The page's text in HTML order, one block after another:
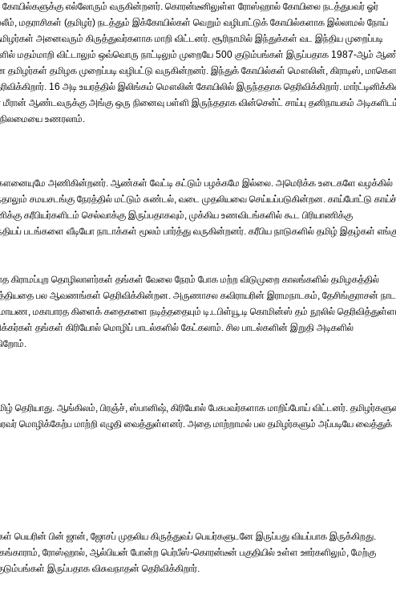
கோயில்களுக்கு எல்லோரும் வருகின்றனர். கொரன்டீனிலுள்ள ரோஸ்ஹால் கோயிலை நடத்துபவர் ஓர்
மதராசிகள் (தமிழர்) நடத்தும் இக்கோயில்கள் வெறும் வழிபாட்டுக் கோயில்களாக இல்லாமல் நோய்
அனைவரும் கிருத்துவர்களாக மாறி விட்டனர். சூரிநாமில் இந்துக்கள் வட இந்திய முறைப்படி
மதம்மாறி விட்டாலும் ஒவ்வொரு நாட்டிலும் முறையே 500 குடும்பங்கள் இருப்பதாக 1987-ஆம்
தமிழக முறைப்படி வழிபட்டு வருகின்றனர். இந்துக் கோயில்கள் மௌலின், கிராடிஸ்,
16 அடி உயரத்தில் இலிங்கம் மௌலின் கோயிலில் இருந்ததாக தெரிவிக்கிறார்.
மீரான் ஆண்டவருக்கு அங்கு ஒரு நினைவு பள்ளி இருந்ததாக வின்சென்ட் சாய்பு தனிநாயகம்
நிலமையை உணரலாம்.
அணிகின்றனர். ஆண்கள் வேட்டி கட்டும் பழக்கமே இல்லை. அமெரிக்க உடைகளே வழக்கில்
சமயசடங்கு நேரத்தில் மட்டும் சுண்டல், வடை முதலியவை செய்யப்படுகின்றன. காய்போட்டு
கரீபியர்களிடம் செல்வாக்கு இருப்பதாகவும், முக்கிய உணவிடங்களில் கூட பிரியாணிக்கு
படங்களை வீடியோ நாடாக்கள் மூலம் பார்த்து வருகின்றனர். கரீபிய நாடுகளில் தமிழ் இதழ்கள்
கிராமப்புற தொழிலாளர்கள் தங்கள் வேலை நேரம் போக மற்ற விடுமுறை காலங்களில் தமிழகத்தில்
பல ஆவணங்கள் தெரிவிக்கின்றன. அருணாசல கவிராயரின் இராமநாடகம், தேசிங்குராசன்
மகாபாரத கிளைக் கதைகளை நடித்ததையும் டி.டபிள்யூ.டி கொமின்ஸ் தம் நூலில்
தங்கள் கிரியோல் மொழிப் பாடல்களில் கேட்கலாம். சில பாடல்களின் இறுதி அடிகளில்
தெரியாது. ஆங்கிலம், பிரஞ்ச், ஸ்பானிஷ், கிரியோல் பேசுபவர்களாக மாறிப்போய் விட்டனர்.
மொழிக்கேற்ப மாற்றி எழுதி வைத்துள்ளனர். அதை மாற்றாமல் பல தமிழர்களும் அப்படியே வைத்துக்
பின் ஜான், ஜோசப் முதலிய கிருத்துவப் பெயர்களுடனே இருப்பது வியப்பாக இருக்கிறது.
ரோஸ்ஹால், ஆல்பியன் போன்ற பெர்பீஸ்-கொரன்டீன் பகுதியில் உள்ள ஊர்களிலும், மேற்கு
இருப்பதாக விசுவநாதன் தெரிவிக்கிறார்.